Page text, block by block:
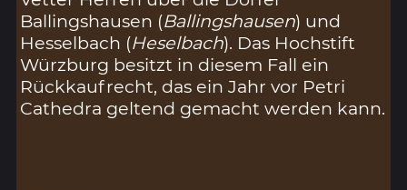
Ballingshausen (Ballingshausen) und
Hesselbach (Heselbach). Das Hochstift
Würzburg besitzt in diesem Fall ein
Rückkaufrecht, das ein Jahr vor Petri
Cathedra geltend gemacht werden kann.